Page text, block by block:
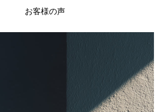
お客様の声